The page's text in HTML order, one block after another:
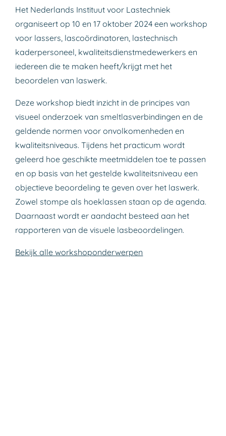
Het Nederlands Instituut voor Lastechniek
organiseert op 10 en 17 oktober 2024 een workshop
voor lassers, lascoördinatoren, lastechnisch
kaderpersoneel, kwaliteitsdienstmedewerkers en
iedereen die te maken heeft/krijgt met het
beoordelen van laswerk.
Deze workshop biedt inzicht in de principes van
visueel onderzoek van smeltlasverbindingen en de
geldende normen voor onvolkomenheden en
kwaliteitsniveaus. Tijdens het practicum wordt
geleerd hoe geschikte meetmiddelen toe te passen
en op basis van het gestelde kwaliteitsniveau een
objectieve beoordeling te geven over het laswerk.
Zowel stompe als hoeklassen staan op de agenda.
Daarnaast wordt er aandacht besteed aan het
rapporteren van de visuele lasbeoordelingen.
Bekijk alle workshoponderwerpen